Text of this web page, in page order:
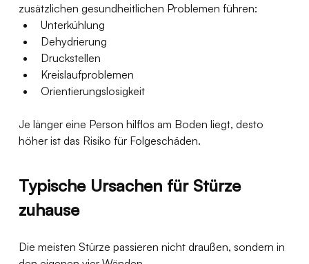
zusätzlichen gesundheitlichen Problemen führen:
Unterkühlung
Dehydrierung
Druckstellen
Kreislaufproblemen
Orientierungslosigkeit
Je länger eine Person hilflos am Boden liegt, desto
höher ist das Risiko für Folgeschäden.
Typische Ursachen für Stürze
zuhause
Die meisten Stürze passieren nicht draußen, sondern in